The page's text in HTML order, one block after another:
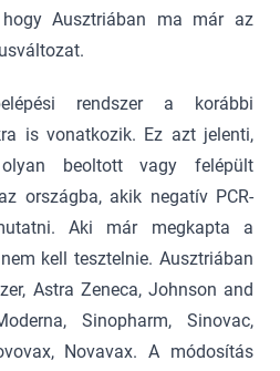
Ausztriában ma már az
rendszer a korábbi
is vonatkozik. Ez azt jelenti,
beoltott vagy felépült
országba, akik negatív PCR-
Aki már megkapta a
kell tesztelnie. Ausztriában
Astra Zeneca, Johnson and
Sinopharm, Sinovac,
Novavax. A módosítás